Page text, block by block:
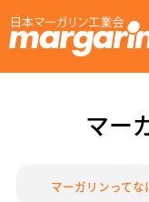
マー
マーガリンってな